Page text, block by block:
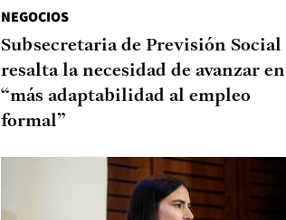
NEGOCIOS
Subsecretaria de Previsión Social
resalta la necesidad de avanzar en
“más adaptabilidad al empleo
formal”